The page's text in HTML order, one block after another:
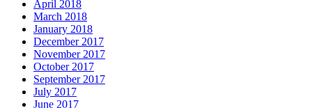
April 2018
March 2018
January 2018
December 2017
November 2017
October 2017
September 2017
July 2017
June 2017